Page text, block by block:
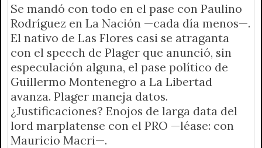
Se mandó con todo en el pase con Paulino
Rodríguez en La Nación —cada día menos—.
El nativo de Las Flores casi se atraganta
con el speech de Plager que anunció, sin
especulación alguna, el pase político de
Guillermo Montenegro a La Libertad
avanza. Plager maneja datos.
¿Justificaciones? Enojos de larga data del
lord marplatense con el PRO —léase: con
Mauricio Macri—.